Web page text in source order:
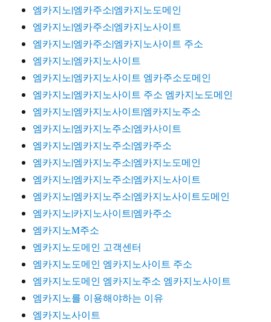
엠카지노|엠카주소|엠카지노도메인
엠카지노|엠카주소|엠카지노사이트
엠카지노|엠카주소|엠카지노사이트 주소
엠카지노|엠카지노사이트
엠카지노|엠카지노사이트 엠카주소도메인
엠카지노|엠카지노사이트 주소 엠카지노도메인
엠카지노|엠카지노사이트|엠카지노주소
엠카지노|엠카지노주소|엠카사이트
엠카지노|엠카지노주소|엠카주소
엠카지노|엠카지노주소|엠카지노도메인
엠카지노|엠카지노주소|엠카지노사이트
엠카지노|엠카지노주소|엠카지노사이트도메인
엠카지노|카지노사이트|엠카주소
엠카지노M주소
엠카지노도메인 고객센터
엠카지노도메인 엠카지노사이트 주소
엠카지노도메인 엠카지노주소 엠카지노사이트
엠카지노를 이용해야하는 이유
엠카지노사이트